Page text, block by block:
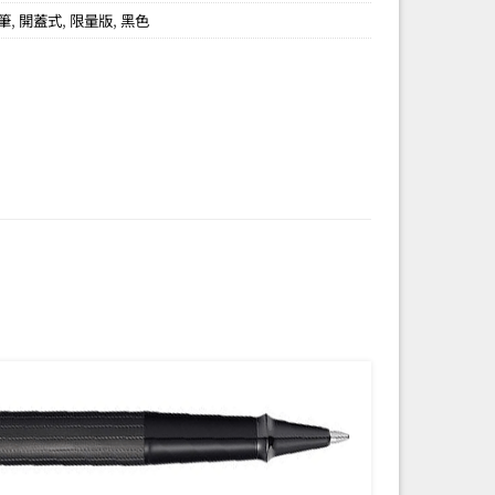
, 開蓋式, 限量版,黑色